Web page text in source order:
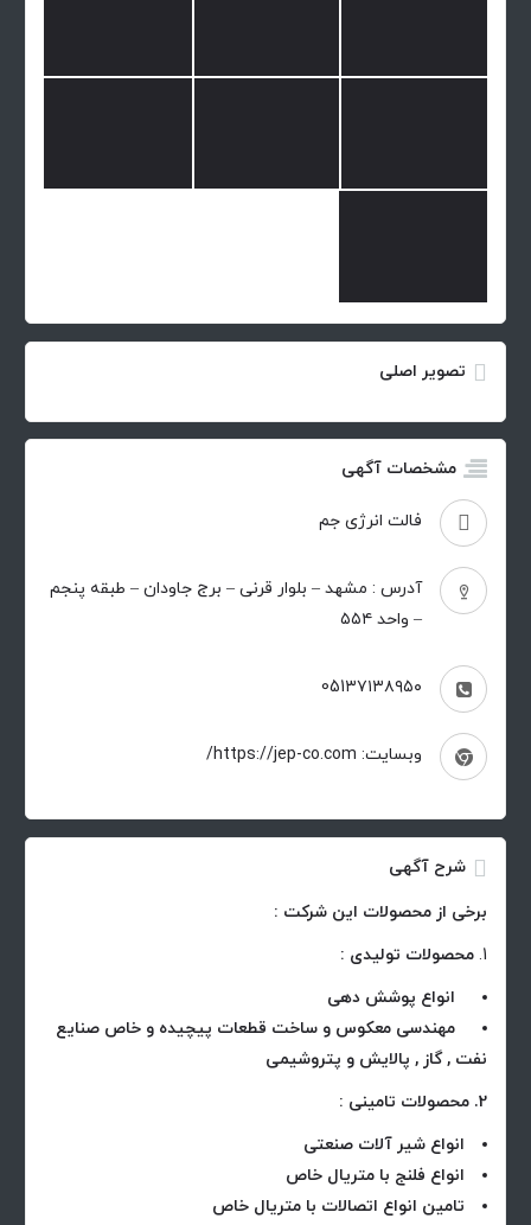
تصویر اصلی
مشخصات آگهی
فالت انرژی جم
آدرس : مشهد – بلوار قرنی – برج جاودان – طبقه پنجم
– واحد ۵۵۴
051۳۷۱۳۸۹۵۰
وبسایت: https://jep-co.com/
شرح آگهی
برخی از محصولات این شرکت :
محصولات تولیدی :
انواع پوشش دهی
مهندسی معکوس و ساخت قطعات پیچیده و خاص صنایع
نفت , گاز , پالایش و پتروشیمی
2. محصولات تامینی :
انواع شیر آلات صنعتی
انواع فلنج با متریال خاص
تامین انواع اتصالات با متریال خاص